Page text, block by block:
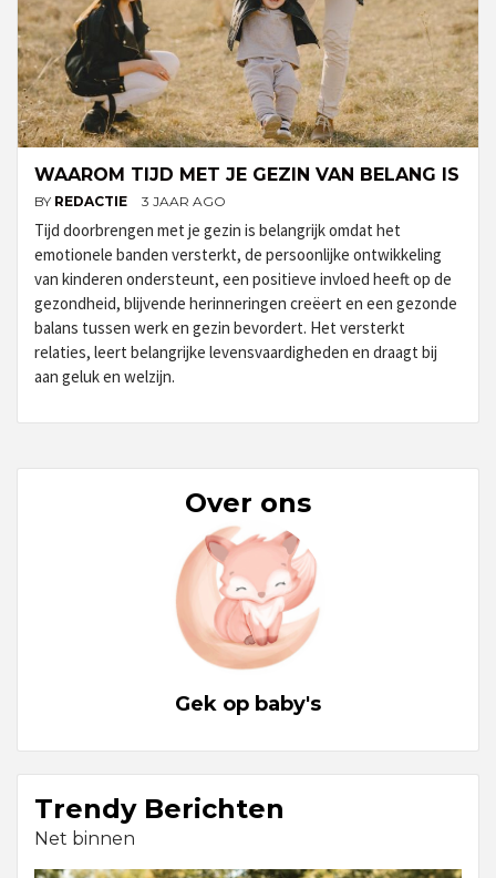
WAAROM TIJD MET JE GEZIN VAN BELANG IS
BY REDACTIE 3 JAAR AGO
Tijd doorbrengen met je gezin is belangrijk omdat het
emotionele banden versterkt, de persoonlijke ontwikkeling
van kinderen ondersteunt, een positieve invloed heeft op de
gezondheid, blijvende herinneringen creëert en een gezonde
balans tussen werk en gezin bevordert. Het versterkt
relaties, leert belangrijke levensvaardigheden en draagt bij
aan geluk en welzijn.
Over ons
Gek op baby's
Trendy Berichten
Net binnen